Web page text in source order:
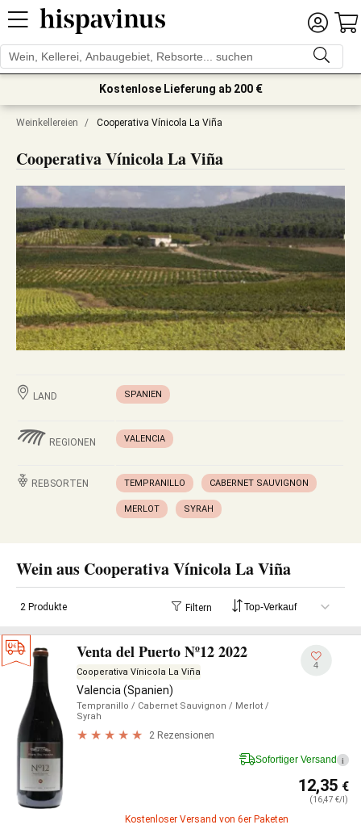
Kostenlose Lieferung ab 200 €
Weinkellereien / Cooperativa Vínicola La Viña
Cooperativa Vínicola La Viña
LAND SPANIEN
REGIONEN VALENCIA
REBSORTEN TEMPRANILLO CABERNET SAUVIGNON
MERLOT SYRAH
Wein aus Cooperativa Vínicola La Viña
2 Produkte Filtern
Venta del Puerto Nº12 2022
Cooperativa Vínicola La Viña
Valencia (Spanien)
Tempranillo / Cabernet Sauvignon / Merlot /
Syrah
2 Rezensionen
4
Sofortiger Versand i
12,35 €
(16,47 €/l)
Kostenloser Versand von 6er Paketen